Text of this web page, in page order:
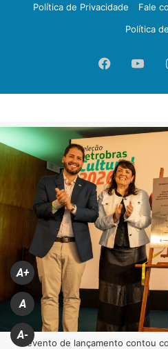
Política de Privacidade
Fale
Política
Facebook
A+
A
A-
O evento de lançamento contou